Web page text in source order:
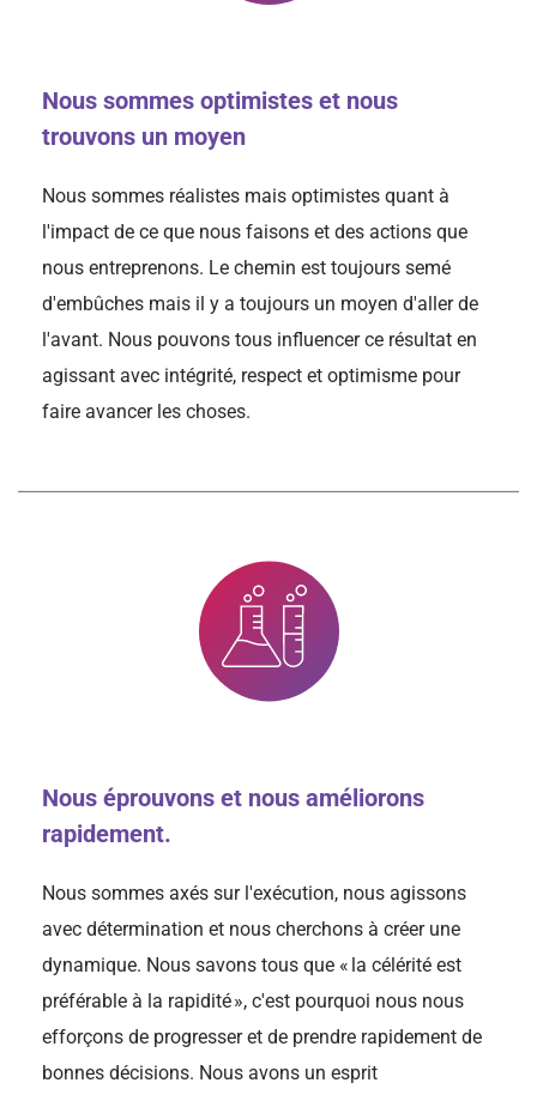
Nous sommes optimistes et nous
trouvons un moyen
Nous sommes réalistes mais optimistes quant à
l'impact de ce que nous faisons et des actions que
nous entreprenons. Le chemin est toujours semé
d'embûches mais il y a toujours un moyen d'aller de
l'avant. Nous pouvons tous influencer ce résultat en
agissant avec intégrité, respect et optimisme pour
faire avancer les choses.
Nous éprouvons et nous améliorons
rapidement.
Nous sommes axés sur l'exécution, nous agissons
avec détermination et nous cherchons à créer une
dynamique. Nous savons tous que « la célérité est
préférable à la rapidité », c'est pourquoi nous nous
efforçons de progresser et de prendre rapidement de
bonnes décisions. Nous avons un esprit